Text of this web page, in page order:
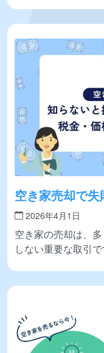
空き家売却で
注意点と成功の
完全ガイド
2026年4月1日
空き家の売却は、
しない重要な取引